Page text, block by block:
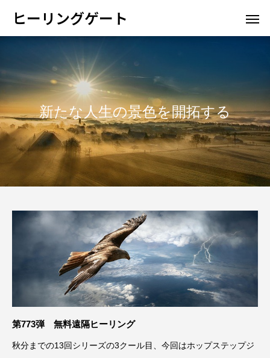
ヒーリングゲート
新たな人生の景色を開拓する
第773弾 無料遠隔ヒーリング
秋分までの13回シリーズの3クール目、今回はホップステップジ